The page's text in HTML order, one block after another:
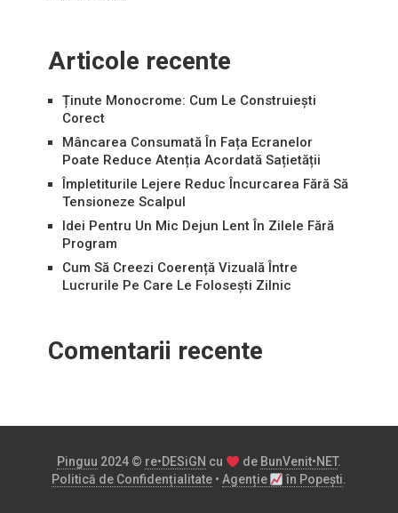
Articole recente
Ținute Monocrome: Cum Le Construiești
Corect
Mâncarea Consumată În Fața Ecranelor
Poate Reduce Atenția Acordată Sațietății
Împletiturile Lejere Reduc Încurcarea Fără Să
Tensioneze Scalpul
Idei Pentru Un Mic Dejun Lent În Zilele Fără
Program
Cum Să Creezi Coerență Vizuală Între
Lucrurile Pe Care Le Folosești Zilnic
Comentarii recente
Pinguu 2024 © re•DESiGN cu de BunVenit•NET.
Politică de Confidențialitate• Agenție în Popești.